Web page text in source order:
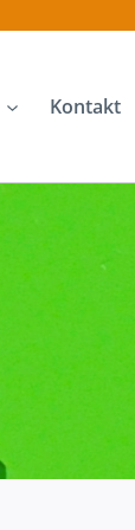
Kontakt